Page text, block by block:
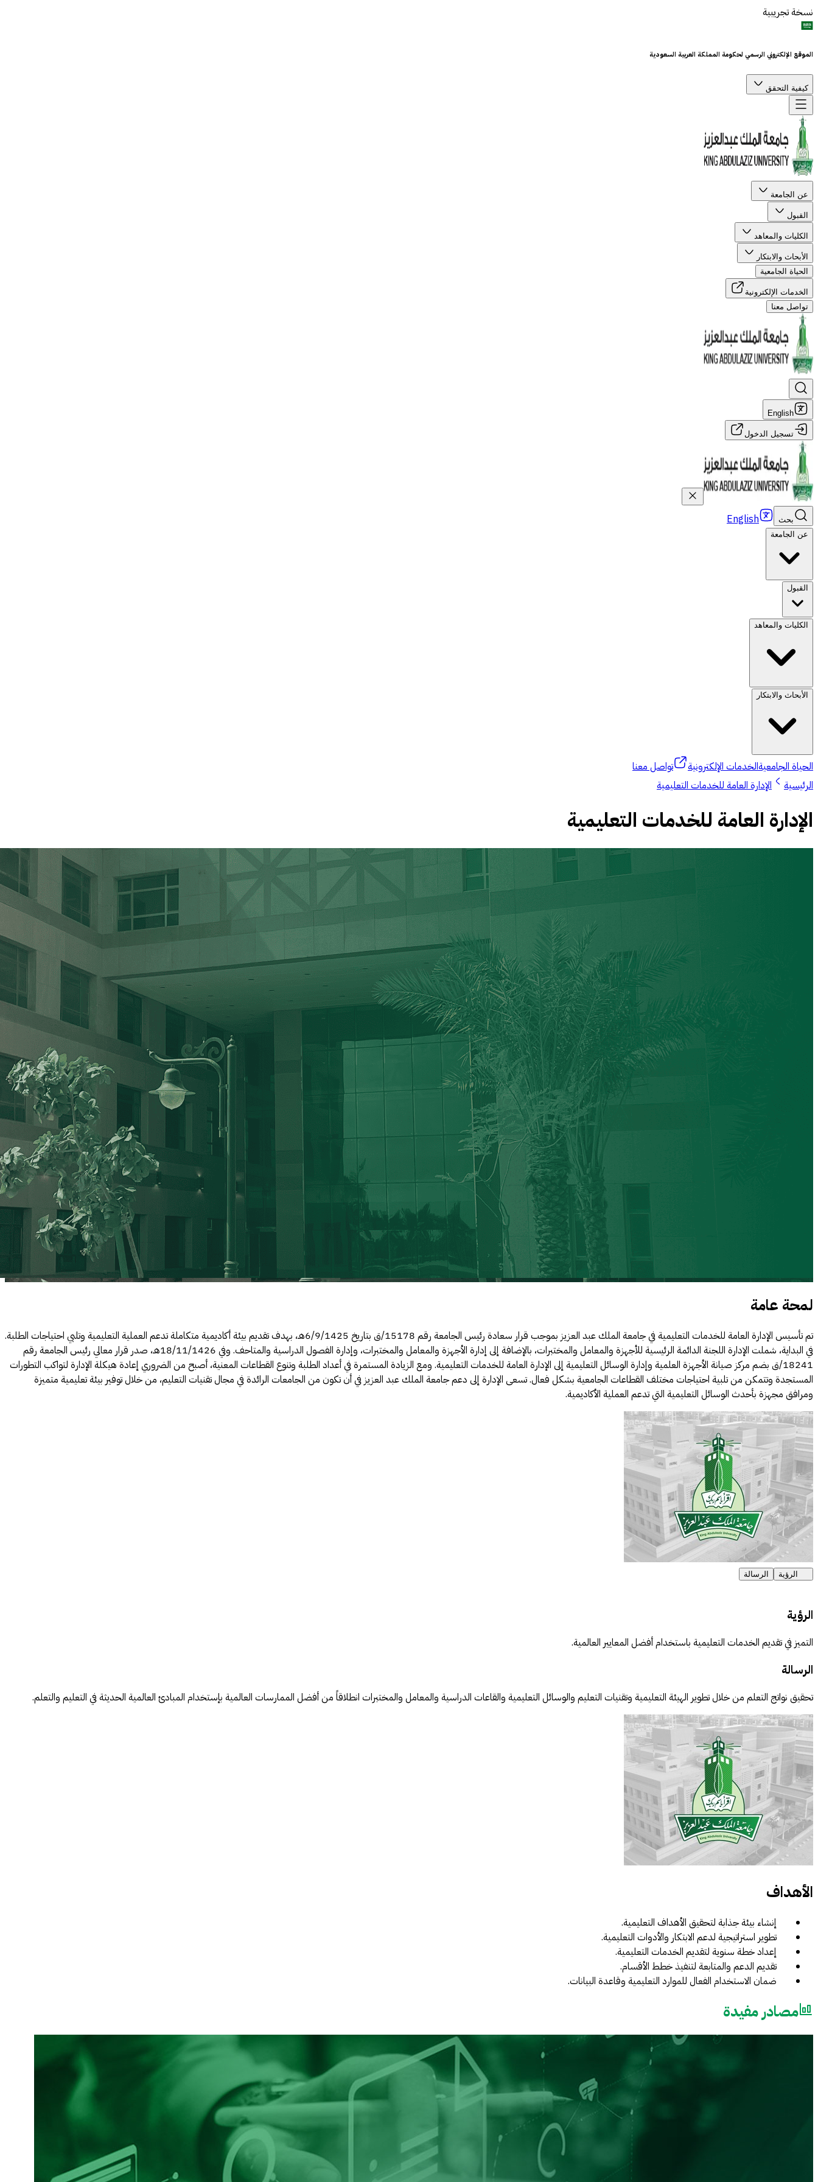
نسخة تجريبية
الموقع الإلكتروني الرسمي لحكومة المملكة العربية السعودية
كيفية التحقق
عن الجامعة
القبول
الكليات والمعاهد
الأبحاث والابتكار
الحياة الجامعية
الخدمات الإلكترونية
تواصل معنا
English
تسجيل الدخول
بحث English
عن الجامعة
القبول
الكليات والمعاهد
الأبحاث والابتكار
الحياة الجامعيةالخدمات الإلكترونية
تواصل معنا
الرئيسية
الإدارة العامة للخدمات التعليمية
الإدارة العامة للخدمات التعليمية
لمحة عامة
تم تأسيس الإدارة العامة للخدمات التعليمية في جامعة الملك عبد العزيز بموجب قرار سعادة رئيس الجامعة رقم 15178/ق بتاريخ 6/9/1425هـ، بهدف تقديم بيئة أكاديمية متكاملة تدعم العملية التعليمية وتلبي احتياجات الطلبة.
في البداية، شملت الإدارة اللجنة الدائمة الرئيسية للأجهزة والمعامل والمختبرات، بالإضافة إلى إدارة الأجهزة والمعامل والمختبرات، وإدارة الفصول الدراسية والمتاحف. وفي 18/11/1426هـ، صدر قرار معالي رئيس الجامعة رقم
18241/ق بضم مركز صيانة الأجهزة العلمية وإدارة الوسائل التعليمية إلى الإدارة العامة للخدمات التعليمية. ومع الزيادة المستمرة في أعداد الطلبة وتنوع القطاعات المعنية، أصبح من الضروري إعادة هيكلة الإدارة لتواكب التطورات
المستجدة وتتمكن من تلبية احتياجات مختلف القطاعات الجامعية بشكل فعال. تسعى الإدارة إلى دعم جامعة الملك عبد العزيز في أن تكون من الجامعات الرائدة في مجال تقنيات التعليم، من خلال توفير بيئة تعليمية متميزة
ومرافق مجهزة بأحدث الوسائل التعليمية التي تدعم العملية الأكاديمية.
الرؤية الرسالة
الرؤية
التميز في تقديم الخدمات التعليمية باستخدام أفضل المعايير العالمية.
الرسالة
تحقيق نواتج التعلم من خلال تطوير الهيئة التعليمية وتقنيات التعليم والوسائل التعليمية والقاعات الدراسية والمعامل والمختبرات انطلاقاً من أفضل الممارسات العالمية بإستخدام المبادئ العالمية الحديثة في التعليم والتعلم.
الأهداف
إنشاء بيئة جذابة لتحقيق الأهداف التعليمية.
تطوير استراتيجية لدعم الابتكار والأدوات التعليمية.
إعداد خطة سنوية لتقديم الخدمات التعليمية.
تقديم الدعم والمتابعة لتنفيذ خطط الأقسام.
ضمان الاستخدام الفعال للموارد التعليمية وقاعدة البيانات.
مصادر مفيدة